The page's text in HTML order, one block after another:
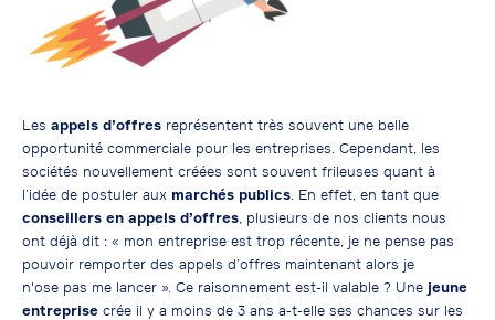
Les appels d’offres représentent très souvent une belle
opportunité commerciale pour les entreprises. Cependant, les
sociétés nouvellement créées sont souvent frileuses quant à
l’idée de postuler aux marchés publics. En effet, en tant que
conseillers en appels d’offres, plusieurs de nos clients nous
ont déjà dit : « mon entreprise est trop récente, je ne pense pas
pouvoir remporter des appels d’offres maintenant alors je
n'ose pas me lancer ». Ce raisonnement est-il valable ? Une jeune
entreprise crée il y a moins de 3 ans a-t-elle ses chances sur les